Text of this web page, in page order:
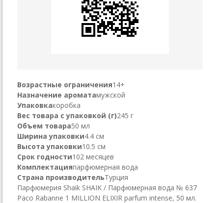
Возрастные ограничения14+
Назначение ароматамужской
Упаковкакоробка
Вес товара с упаковкой (г)245 г
Объем товара50 мл
Ширина упаковки4.4 см
Высота упаковки10.5 см
Срок годности102 месяцев
Комплектацияпарфюмерная вода
Страна производительТурция
Парфюмерия Shaik SHAIK / Парфюмерная вода № 637
Paco Rabanne 1 MILLION ELIXIR parfum intense, 50 мл.